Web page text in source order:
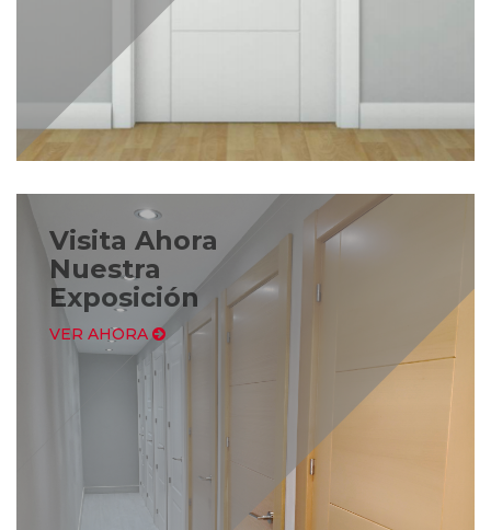
Visita Ahora
Nuestra
Exposición
VER AHORA